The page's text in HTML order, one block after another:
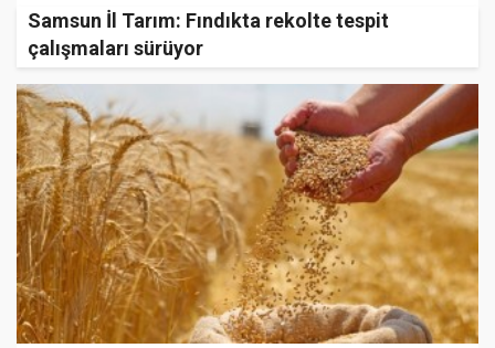
Samsun İl Tarım: Fındıkta rekolte tespit
çalışmaları sürüyor